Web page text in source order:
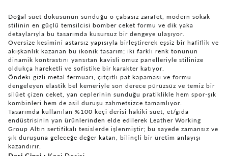
Doğal süet dokusunun sunduğu o çabasız zarafet, modern sokak
stilinin en güçlü temsilcisi bomber ceket formu ve dik yaka
detaylarıyla bu tasarımda kusursuz bir dengeye ulaşıyor.
Oversize kesimini astarsız yapısıyla birleştirerek eşsiz bir hafiflik ve
akışkanlık kazanan bu ikonik tasarım; iki farklı renk tonunun
dinamik kontrastını yansıtan kavisli omuz panelleriyle stilinize
oldukça hareketli ve sofistike bir karakter katıyor.
Öndeki gizli metal fermuarı, çıtçıtlı pat kapaması ve formu
dengeleyen elastik bel kemeriyle son derece pürüzsüz ve temiz bir
silüet çizen ceket, yan ceplerinin sunduğu pratiklikle hem spor-şık
kombinleri hem de asil duruşu zahmetsizce tamamlıyor.
Tasarımda kullanılan %100 keçi derisi hakiki süet, et/gıda
endüstrisinin yan ürünlerinden elde edilerek Leather Working
Group Altın sertifikalı tesislerde işlenmiştir; bu sayede zamansız ve
şık duruşuna geleceğe değer katan, bilinçli bir üretim anlayışı
kazandırır.